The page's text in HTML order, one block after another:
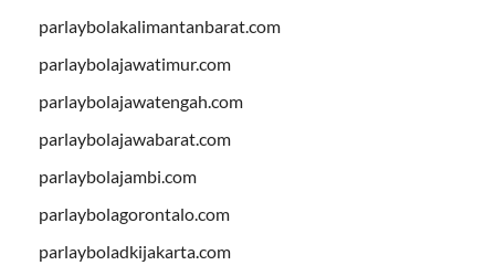
parlaybolakalimantanbarat.com
parlaybolajawatimur.com
parlaybolajawatengah.com
parlaybolajawabarat.com
parlaybolajambi.com
parlaybolagorontalo.com
parlayboladkijakarta.com